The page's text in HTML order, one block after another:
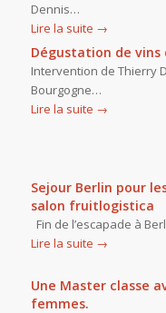
Dennis…
Lire la suite →
Dégustation de vins
Intervention de Thierry
Bourgogne…
Lire la suite →
Sejour Berlin pour
salon fruitlogistica
Fin de l’escapade à
Lire la suite →
Une Master classe
femmes.